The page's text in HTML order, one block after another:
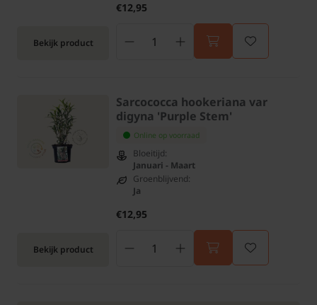
Bekijk product
€12,95
Bekijk product
Sarcococca hookeriana var
digyna 'Purple Stem'
Online op voorraad
Bloeitijd:
Januari - Maart
Groenblijvend:
Ja
€12,95